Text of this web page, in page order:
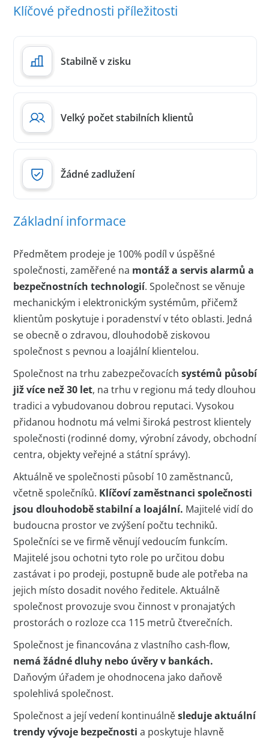
Klíčové přednosti příležitosti
Stabilně v zisku
Velký počet stabilních klientů
Žádné zadlužení
Základní informace
Předmětem prodeje je 100% podíl v úspěšné
společnosti, zaměřené na montáž a servis alarmů a
bezpečnostních technologií. Společnost se věnuje
mechanickým i elektronickým systémům, přičemž
klientům poskytuje i poradenství v této oblasti. Jedná
se obecně o zdravou, dlouhodobě ziskovou
společnost s pevnou a loajální klientelou.
Společnost na trhu zabezpečovacích systémů působí
již více než 30 let, na trhu v regionu má tedy dlouhou
tradici a vybudovanou dobrou reputaci. Vysokou
přidanou hodnotu má velmi široká pestrost klientely
společnosti (rodinné domy, výrobní závody, obchodní
centra, objekty veřejné a státní správy).
Aktuálně ve společnosti působí 10 zaměstnanců,
včetně společníků. Klíčoví zaměstnanci společnosti
jsou dlouhodobě stabilní a loajální. Majitelé vidí do
budoucna prostor ve zvýšení počtu techniků.
Společníci se ve firmě věnují vedoucím funkcím.
Majitelé jsou ochotni tyto role po určitou dobu
zastávat i po prodeji, postupně bude ale potřeba na
jejich místo dosadit nového ředitele. Aktuálně
společnost provozuje svou činnost v pronajatých
prostorách o rozloze cca 115 metrů čtverečních.
Společnost je financována z vlastního cash-flow,
nemá žádné dluhy nebo úvěry v bankách.
Daňovým úřadem je ohodnocena jako daňově
spolehlivá společnost.
Společnost a její vedení kontinuálněsleduje aktuální
trendy vývoje bezpečnosti a poskytuje hlavně